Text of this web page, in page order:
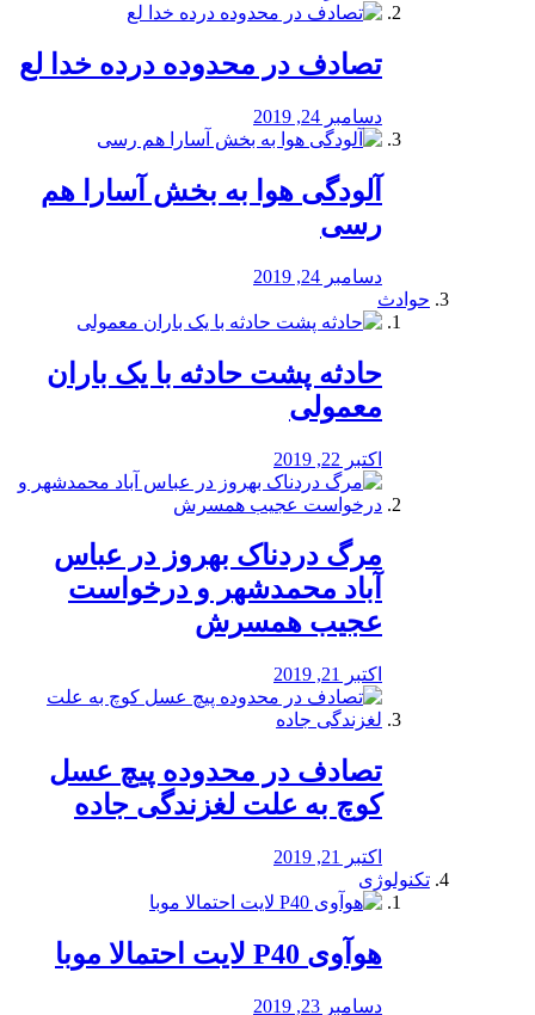
تصادف در محدوده درده خدا لع
دسامبر 24, 2019
آلودگی هوا به بخش آسارا هم
رسی
دسامبر 24, 2019
حوادث
️حادثه پشت حادثه با یک باران
معمولی
اکتبر 22, 2019
مرگ دردناک بهروز در عباس
آباد محمدشهر و درخواست
عجیب همسرش
اکتبر 21, 2019
تصادف در محدوده پیچ عسل
کوچ به علت لغزندگی جاده
اکتبر 21, 2019
تکنولوژی
هوآوی P40 لایت احتمالا موبا
دسامبر 23, 2019